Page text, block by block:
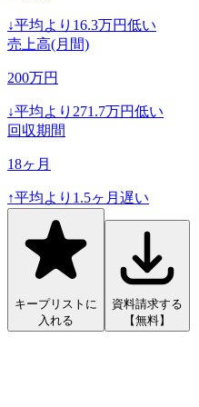
↓平均より 16.3万円低い
売上高(月間)
200万円
↓平均より 271.7万円低い
回収期間
18ヶ月
↑平均より 1.5ヶ月遅い
キープリストに
入れる
資料請求する
【無料】